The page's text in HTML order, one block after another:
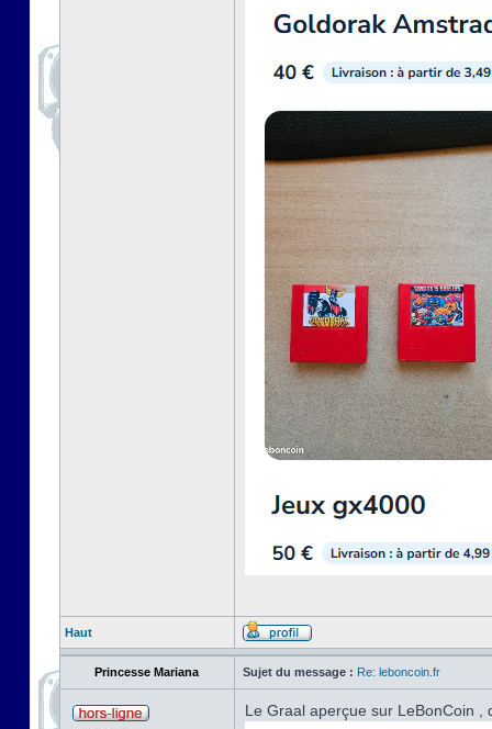
Haut
Princesse Mariana Sujet du message : Re: leboncoin.fr
Le Graal aperçue sur LeBonCoin